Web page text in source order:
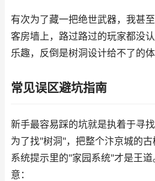
有次为了藏一把绝世武器，我甚
客房墙上，路过路过的玩家都没
乐趣，反倒是树洞设计给不了的体
常见误区避坑指南
新手最容易踩的坑就是执着于寻
为了找"树洞"，把整个汴京城的
系统提示里的"家园系统"才是王
意：